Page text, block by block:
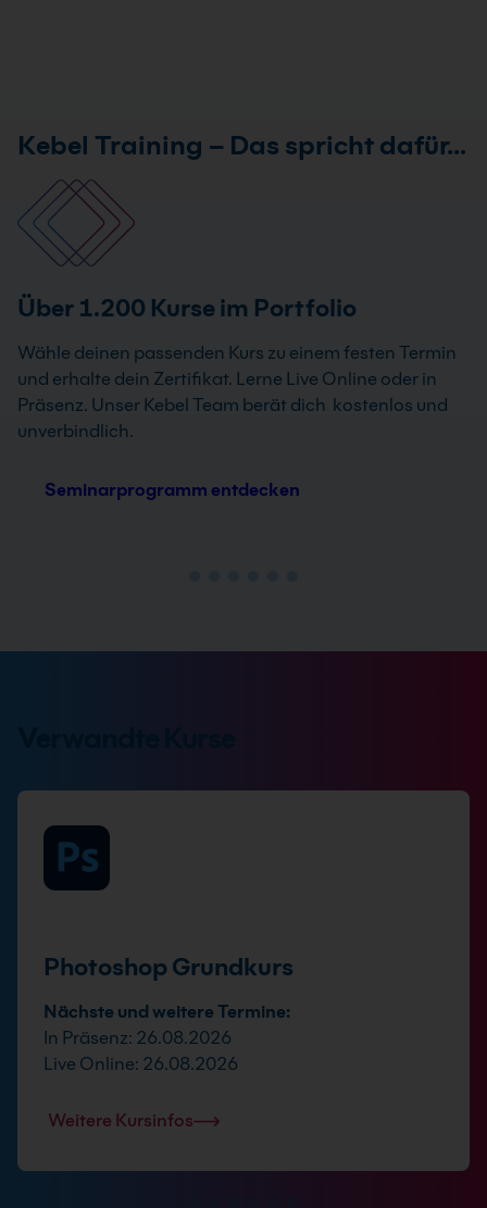
Kebel Training – Das spricht dafür…
Über 1.200 Kurse im Portfolio
Wähle deinen passenden Kurs zu einem festen Termin
und erhalte dein Zertifikat. Lerne Live Online oder in
Präsenz. Unser Kebel Team berät dich kostenlos und
unverbindlich.
Seminarprogramm entdecken
Photoshop Grundkurs
Nächste und weitere Termine:
In Präsenz: 26.08.2026
Live Online: 26.08.2026
Weitere Kursinfos